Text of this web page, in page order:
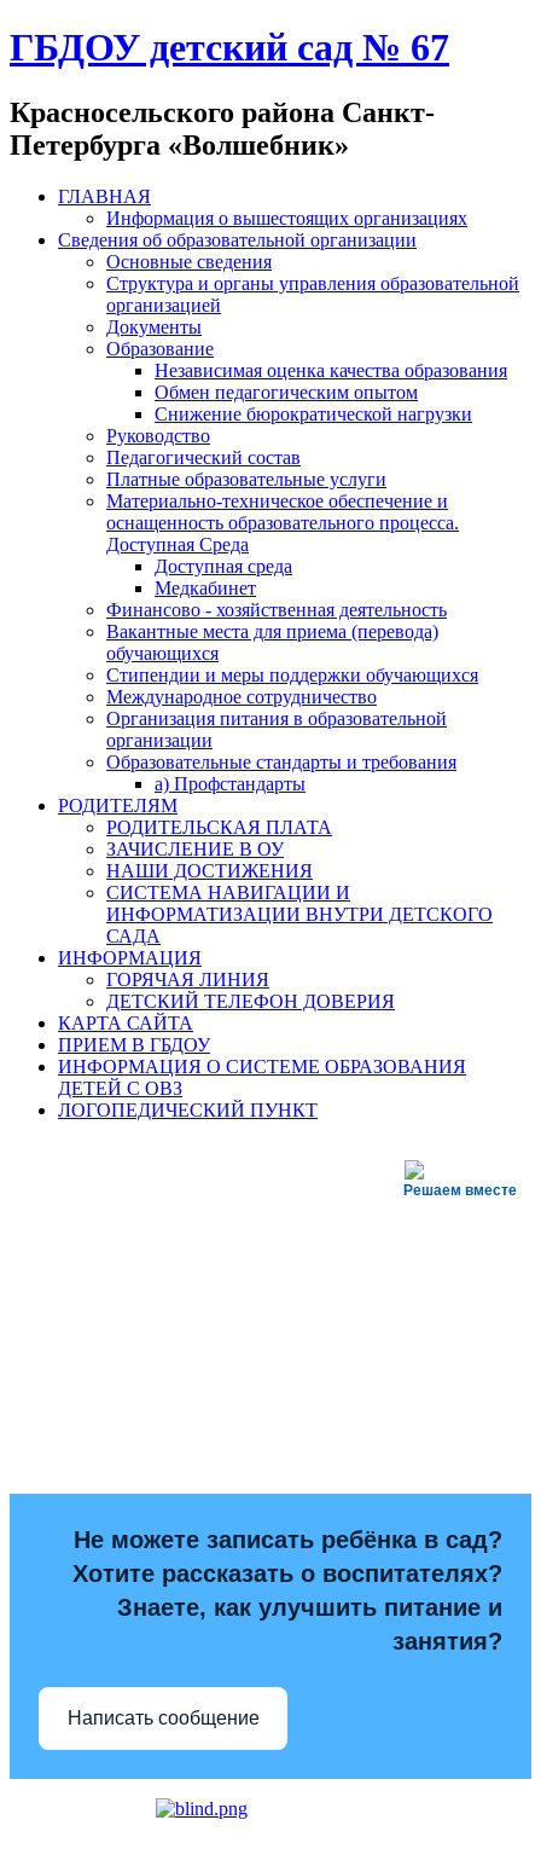
ГБДОУ детский сад № 67
Красносельского района Санкт-
Петербурга «Волшебник»
ГЛАВНАЯ
Информация о вышестоящих организациях
Сведения об образовательной организации
Основные сведения
Структура и органы управления образовательной
организацией
Документы
Образование
Независимая оценка качества образования
Обмен педагогическим опытом
Снижение бюрократической нагрузки
Руководство
Педагогический состав
Платные образовательные услуги
Материально-техническое обеспечение и
оснащенность образовательного процесса.
Доступная Среда
Доступная среда
Медкабинет
Финансово - хозяйственная деятельность
Вакантные места для приема (перевода)
обучающихся
Стипендии и меры поддержки обучающихся
Международное сотрудничество
Организация питания в образовательной
организации
Образовательные стандарты и требования
а) Профстандарты
РОДИТЕЛЯМ
РОДИТЕЛЬСКАЯ ПЛАТА
ЗАЧИСЛЕНИЕ В ОУ
НАШИ ДОСТИЖЕНИЯ
СИСТЕМА НАВИГАЦИИ И
ИНФОРМАТИЗАЦИИ ВНУТРИ ДЕТСКОГО
САДА
ИНФОРМАЦИЯ
ГОРЯЧАЯ ЛИНИЯ
ДЕТСКИЙ ТЕЛЕФОН ДОВЕРИЯ
КАРТА САЙТА
ПРИЕМ В ГБДОУ
ИНФОРМАЦИЯ О СИСТЕМЕ ОБРАЗОВАНИЯ
ДЕТЕЙ С ОВЗ
ЛОГОПЕДИЧЕСКИЙ ПУНКТ
Решаем вместе
Не можете записать ребёнка в сад?
Хотите рассказать о воспитателях?
Знаете, как улучшить питание и
занятия?
Написать сообщение